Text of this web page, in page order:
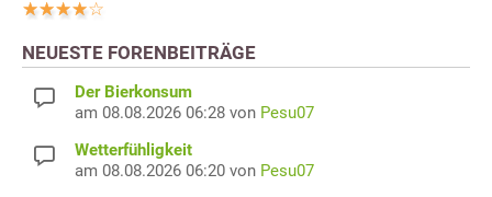
NEUESTE FORENBEITRÄGE
Der Bierkonsum
am 08.08.2026 06:28 von Pesu07
Wetterfühligkeit
am 08.08.2026 06:20 von Pesu07